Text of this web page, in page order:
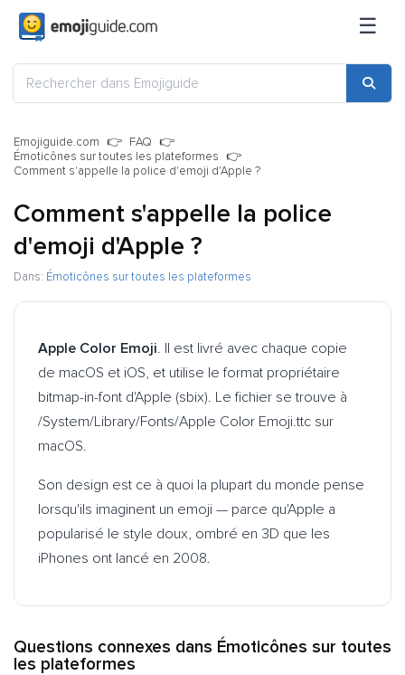
☰
Emojiguide.com
FAQ
Émoticônes sur toutes les plateformes
Comment s'appelle la police d'emoji d'Apple ?
Comment s'appelle la police
d'emoji d'Apple ?
Dans: Émoticônes sur toutes les plateformes
Apple Color Emoji. Il est livré avec chaque copie
de macOS et iOS, et utilise le format propriétaire
bitmap-in-font d'Apple (sbix). Le fichier se trouve à
/System/Library/Fonts/Apple Color Emoji.ttc sur
macOS.
Son design est ce à quoi la plupart du monde pense
lorsqu'ils imaginent un emoji — parce qu'Apple a
popularisé le style doux, ombré en 3D que les
iPhones ont lancé en 2008.
Questions connexes dans Émoticônes sur toutes
les plateformes